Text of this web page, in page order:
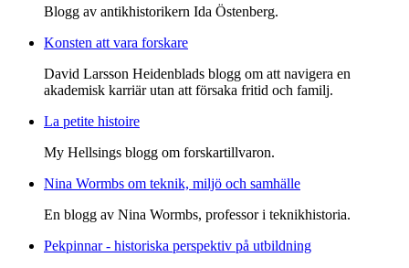
Blogg av antikhistorikern Ida Östenberg.
Konsten att vara forskare
David Larsson Heidenblads blogg om att navigera en
akademisk karriär utan att försaka fritid och familj.
La petite histoire
My Hellsings blogg om forskartillvaron.
Nina Wormbs om teknik, miljö och samhälle
En blogg av Nina Wormbs, professor i teknikhistoria.
Pekpinnar - historiska perspektiv på utbildning